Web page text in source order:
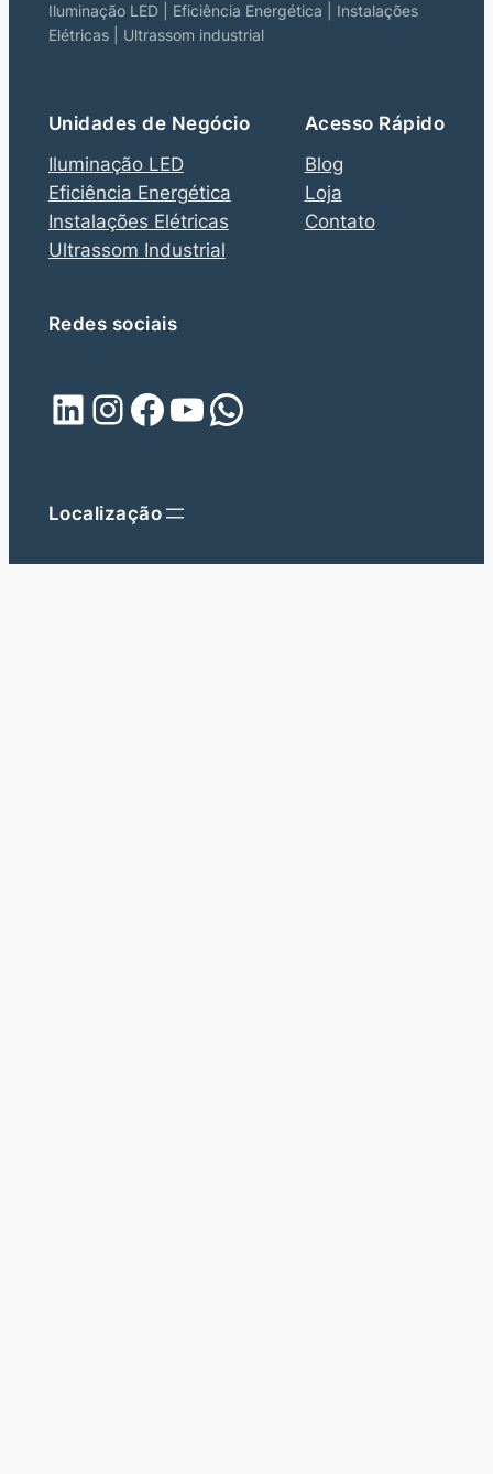
Iluminação LED | Eficiência Energética | Instalações
Elétricas | Ultrassom industrial
Unidades de Negócio
Iluminação LED
Eficiência Energética
Instalações Elétricas
Ultrassom Industrial
Acesso Rápido
Blog
Loja
Contato
Redes sociais
LinkedIn Instagram Facebook Youtube WhatsApp
Localização